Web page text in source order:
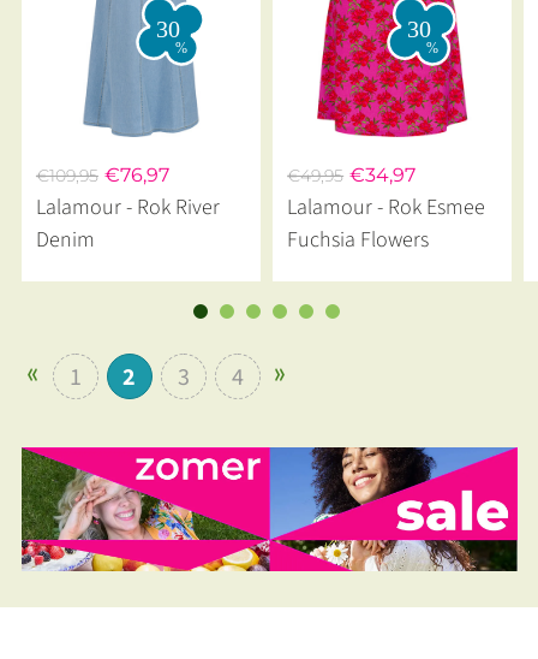
€109,95 €76,97
Lalamour - Rok River
Denim
€49,95 €34,97
Lalamour - Rok Esmee
Fuchsia Flowers
1 2 3 4